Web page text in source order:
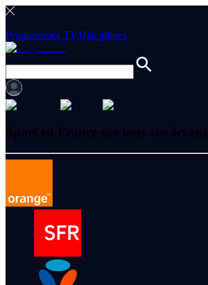
Programmes TVDisciplines
Sport en France sur tous vos écrans